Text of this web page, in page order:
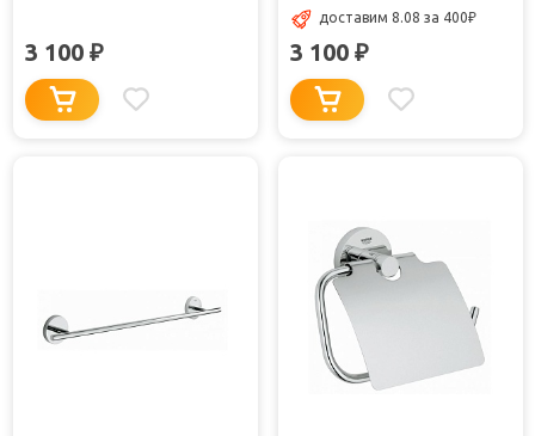
3 100 ₽
доставим 8.08 за 400₽
3 100 ₽